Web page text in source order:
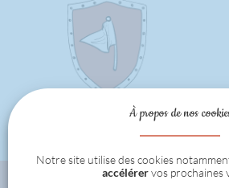
À propos de nos
Notre site utilise des cookies
accélérervos prochaines